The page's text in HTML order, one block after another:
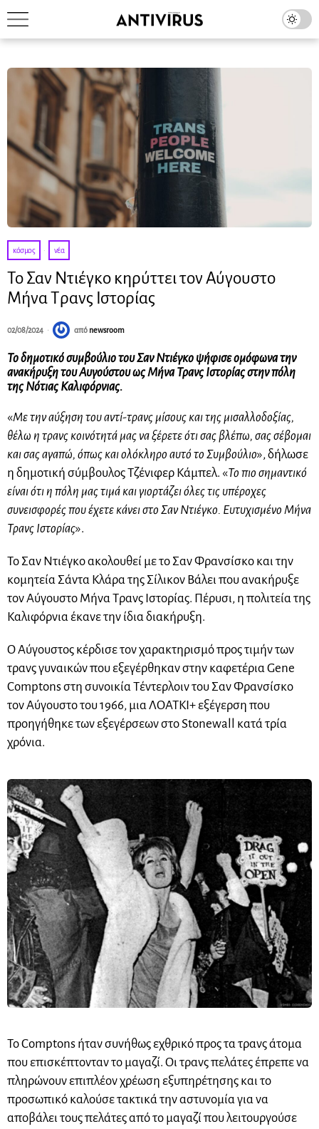
κόσμος · νέα
Το Σαν Ντιέγκο κηρύττει τον Αύγουστο
Μήνα Τρανς Ιστορίας
02/08/2024 από newsroom
Το δημοτικό συμβούλιο του Σαν Ντιέγκο ψήφισε ομόφωνα την
ανακήρυξη του Αυγούστου ως Μήνα Τρανς Ιστορίας στην πόλη
της Νότιας Καλιφόρνιας.
«Με την αύξηση του αντί-τρανς μίσους και της μισαλλοδοξίας,
θέλω η τρανς κοινότητά μας να ξέρετε ότι σας βλέπω, σας σέβομαι
και σας αγαπώ, όπως και ολόκληρο αυτό το Συμβούλιο», δήλωσε
η δημοτική σύμβουλος Τζένιφερ Κάμπελ. «Το πιο σημαντικό
είναι ότι η πόλη μας τιμά και γιορτάζει όλες τις υπέροχες
συνεισφορές που έχετε κάνει στο Σαν Ντιέγκο. Ευτυχισμένο Μήνα
Τρανς Ιστορίας».
Το Σαν Ντιέγκο ακολουθεί με το Σαν Φρανσίσκο και την
κομητεία Σάντα Κλάρα της Σίλικον Βάλει που ανακήρυξε
τον Αύγουστο Μήνα Τρανς Ιστορίας. Πέρυσι, η πολιτεία της
Καλιφόρνια έκανε την ίδια διακήρυξη.
Ο Αύγουστος κέρδισε τον χαρακτηρισμό προς τιμήν των
τρανς γυναικών που εξεγέρθηκαν στην καφετέρια Gene
Comptons στη συνοικία Τέντερλοιν του Σαν Φρανσίσκο
τον Αύγουστο του 1966, μια ΛΟΑΤΚΙ+ εξέγερση που
προηγήθηκε των εξεγέρσεων στο Stonewall κατά τρία
χρόνια.
Το Comptons ήταν συνήθως εχθρικό προς τα τρανς άτομα
που επισκέπτονταν το μαγαζί. Οι τρανς πελάτες έπρεπε να
πληρώνουν επιπλέον χρέωση εξυπηρέτησης και το
προσωπικό καλούσε τακτικά την αστυνομία για να
αποβάλει τους πελάτες από το μαγαζί που λειτουργούσε